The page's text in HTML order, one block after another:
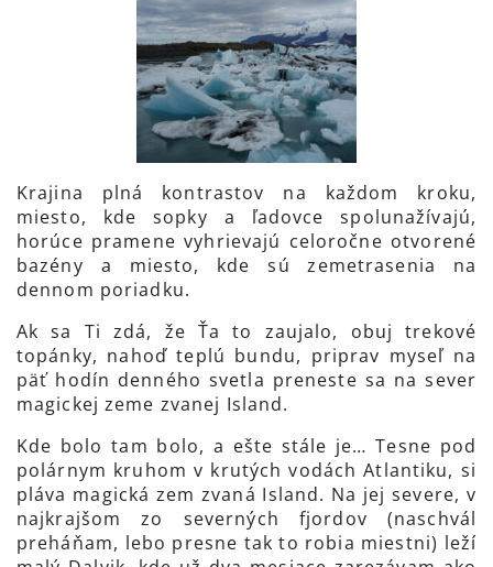
Krajina plná kontrastov na každom kroku,
miesto, kde sopky a ľadovce spolunažívajú,
horúce pramene vyhrievajú celoročne otvorené
bazény a miesto, kde sú zemetrasenia na
dennom poriadku.
Ak sa Ti zdá, že Ťa to zaujalo, obuj trekové
topánky, nahoď teplú bundu, priprav myseľ na
päť hodín denného svetla preneste sa na sever
magickej zeme zvanej Island.
Kde bolo tam bolo, a ešte stále je… Tesne pod
polárnym kruhom v krutých vodách Atlantiku, si
pláva magická zem zvaná Island. Na jej severe, v
najkrajšom zo severných fjordov (naschvál
preháňam, lebo presne tak to robia miestni) leží